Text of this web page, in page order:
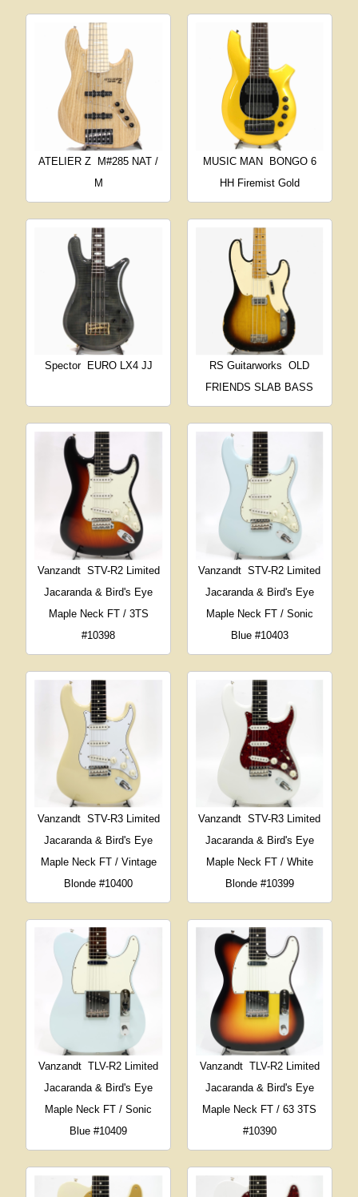
ATELIER Z M#285 NAT /
M
MUSIC MAN
BONGO 6
HH Firemist Gold
Spector EURO LX4 JJ RS Guitarworks
OLD
FRIENDS SLAB BASS
Vanzandt STV-R2 Limited
Jacaranda & Bird's Eye
Maple Neck FT / 3TS
#10398
Vanzandt STV-R2 Limited
Jacaranda & Bird's Eye
Maple Neck FT / Sonic
Blue #10403
Vanzandt STV-R3 Limited
Jacaranda & Bird's Eye
Maple Neck FT / Vintage
Blonde #10400
Vanzandt STV-R3 Limited
Jacaranda & Bird's Eye
Maple Neck FT / White
Blonde #10399
Vanzandt TLV-R2 Limited
Jacaranda & Bird's Eye
Maple Neck FT / Sonic
Blue #10409
Vanzandt TLV-R2 Limited
Jacaranda & Bird's Eye
Maple Neck FT / 63 3TS
#10390